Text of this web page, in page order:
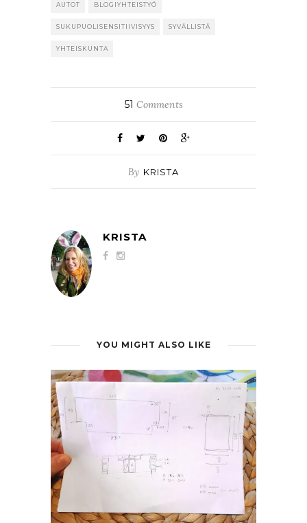
AUTOT BLOGIYHTEISTYÖ
SUKUPUOLISENSITIIVISYYS SYVÄLLISTÄ
YHTEISKUNTA
51 Comments
By KRISTA
KRISTA
YOU MIGHT ALSO LIKE